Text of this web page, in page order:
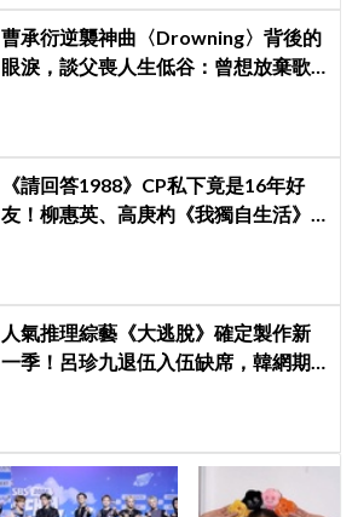
曹承衍逆襲神曲〈Drowning〉背後的
眼淚，談父喪人生低谷：曾想放棄歌
《請回答1988》CP私下竟是16年好
友！柳惠英、高庚杓《我獨自生活》
人氣推理綜藝《大逃脫》確定製作新
一季！呂珍九退伍入伍缺席，韓網期